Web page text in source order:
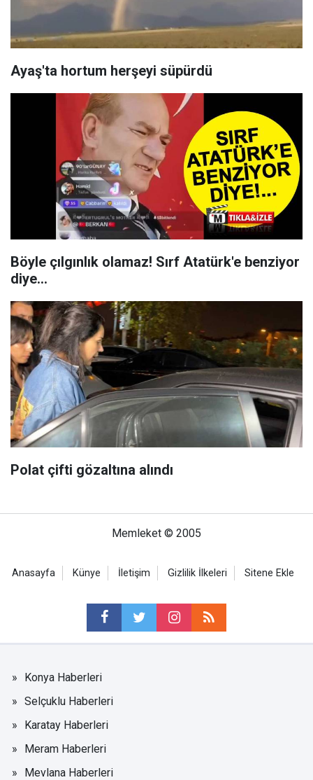
Ayaş'ta hortum herşeyi süpürdü
Böyle çılgınlık olamaz! Sırf Atatürk'e benziyor
diye...
Polat çifti gözaltına alındı
Memleket © 2005
Anasayfa Künye İletişim Gizlilik İlkeleri Sitene Ekle
Konya Haberleri
Selçuklu Haberleri
Karatay Haberleri
Meram Haberleri
Mevlana Haberleri